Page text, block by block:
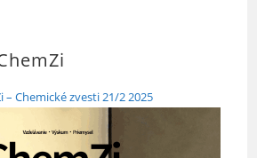
– Chemické zvesti 21/2 2025